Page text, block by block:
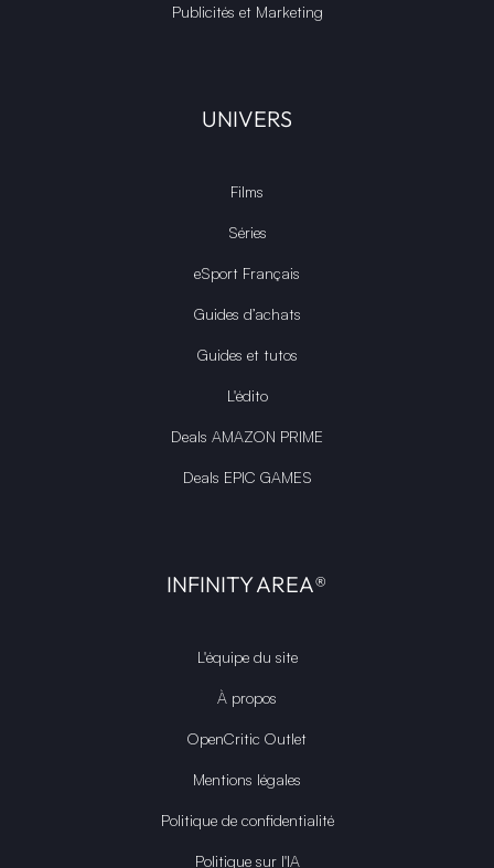
Publicités et Marketing
UNIVERS
Films
Séries
eSport Français
Guides d’achats
Guides et tutos
L'édito
Deals AMAZON PRIME
Deals EPIC GAMES
INFINITY AREA®
L'équipe du site
À propos
OpenCritic Outlet
Mentions légales
Politique de confidentialité
Politique sur l'IA